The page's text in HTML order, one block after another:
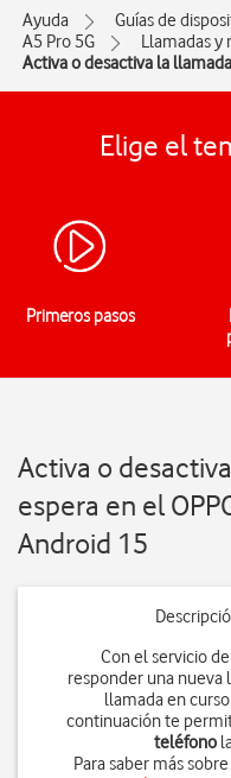
Ayuda Guías de
A5 Pro 5G
Llamadas y
Activa o desactiva la
Elige el
Primeros pasos
Activa o
espera en el
Android 15
Con el servicio de
responder una nueva
llamada en
continuación te
teléfono
Para saber más